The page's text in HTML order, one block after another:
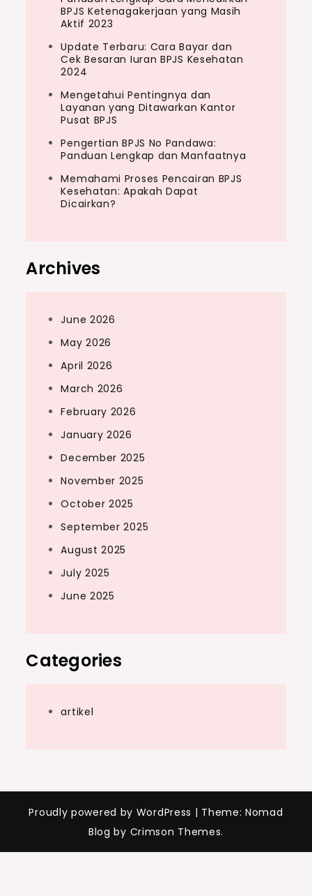
BPJS Ketenagakerjaan yang Masih
Aktif 2023
Update Terbaru: Cara Bayar dan
Cek Besaran Iuran BPJS Kesehatan
2024
Mengetahui Pentingnya dan
Layanan yang Ditawarkan Kantor
Pusat BPJS
Pengertian BPJS No Pandawa:
Panduan Lengkap dan Manfaatnya
Memahami Proses Pencairan BPJS
Kesehatan: Apakah Dapat
Dicairkan?
Archives
June 2026
May 2026
April 2026
March 2026
February 2026
January 2026
December 2025
November 2025
October 2025
September 2025
August 2025
July 2025
June 2025
Categories
artikel
Proudly powered by WordPress | Theme: Nomad
Blog by Crimson Themes.